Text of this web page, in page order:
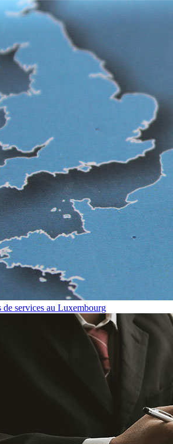
de services au Luxembourg